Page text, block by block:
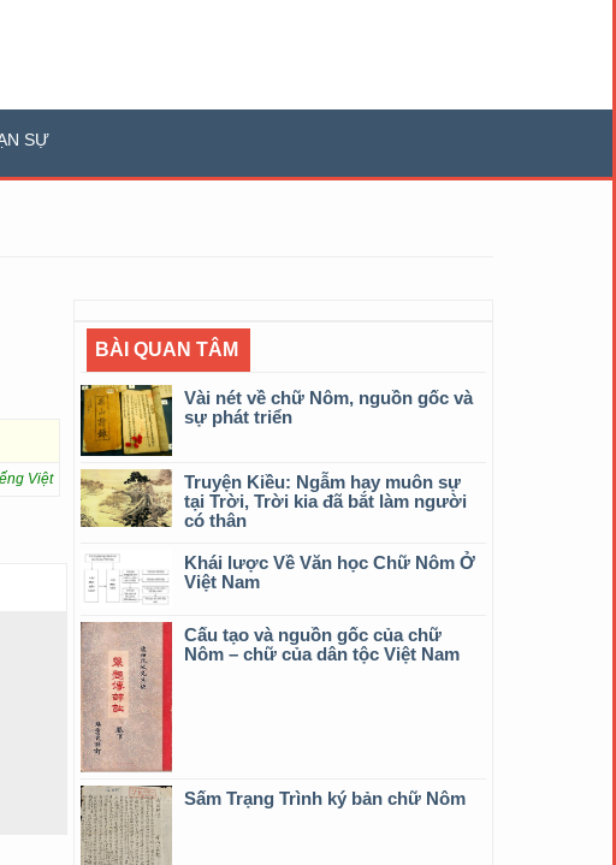
SỰ
Việt
BÀI QUAN TÂM
Vài nét về chữ Nôm, nguồn gốc và
sự phát triển
Truyện Kiều: Ngẫm hay muôn sự
tại Trời, Trời kia đã bắt làm người
có thân
Khái lược Về Văn học Chữ Nôm Ở
Việt Nam
Cấu tạo và nguồn gốc của chữ
Nôm – chữ của dân tộc Việt Nam
Sấm Trạng Trình ký bản chữ Nôm